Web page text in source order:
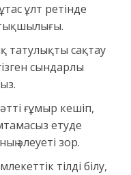
ұлт ретінде
татулықты сақтау
сындарлы
ғұмыр кешіп,
етуде
әлеуеті зор.
тілді білу,